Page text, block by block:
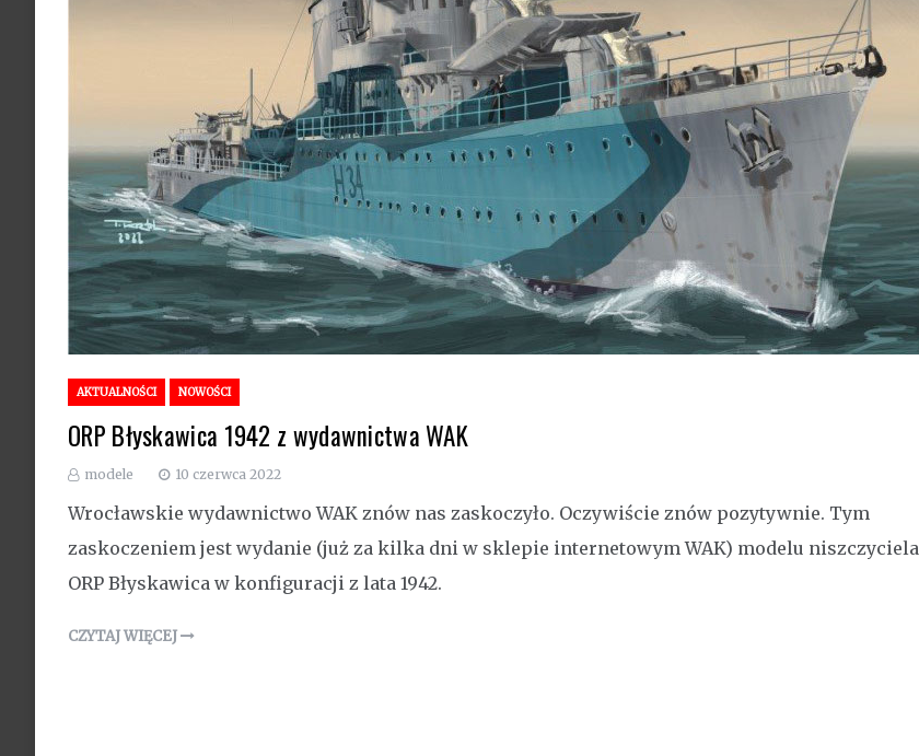
AKTUALNOŚCI NOWOŚCI
ORP Błyskawica 1942 z wydawnictwa WAK
modele 10 czerwca 2022
Wrocławskie wydawnictwo WAK znów nas zaskoczyło. Oczywiście znów pozytywnie. Tym
zaskoczeniem jest wydanie (już za kilka dni w sklepie internetowym WAK) modelu niszczyciela
ORP Błyskawica w konfiguracji z lata 1942.
CZYTAJ WIĘCEJ